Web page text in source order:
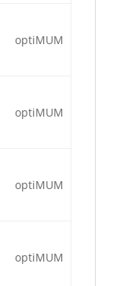
optiMUM
optiMUM
optiMUM
optiMUM